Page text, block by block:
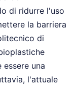
di ridurre l'uso
la barriera
di
una
l'attuale